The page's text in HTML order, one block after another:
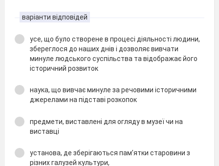
варіанти відповідей
усе, що було створене в процесі діяльності людини,
збереглося до наших днів і дозволяє вивчати
минуле людського суспільства та відображає його
історичний розвиток
наука, що вивчає минуле за речовими історичними
джерелами на підставі розкопок
предмети, виставлені для огляду в музеї чи на
виставці
установа, де зберігаються пам’ятки старовини з
різних галузей культури,